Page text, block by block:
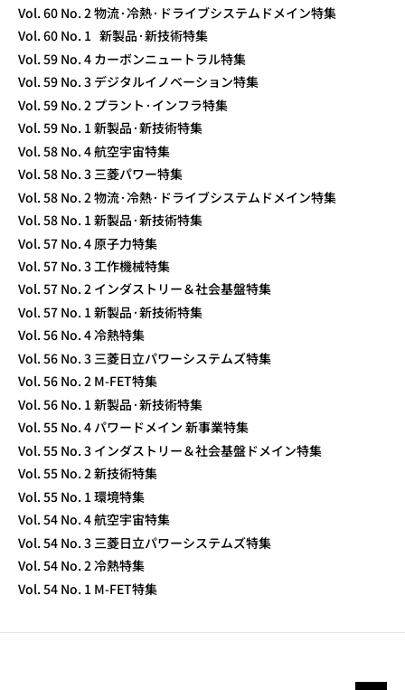
Vol. 60 No. 2 物流·冷熱·ドライブシステムドメイン特集
Vol. 60 No. 1 新製品·新技術特集
Vol. 59 No. 4 カーボンニュートラル特集
Vol. 59 No. 3 デジタルイノベーション特集
Vol. 59 No. 2 プラント·インフラ特集
Vol. 59 No. 1 新製品·新技術特集
Vol. 58 No. 4 航空宇宙特集
Vol. 58 No. 3 三菱パワー特集
Vol. 58 No. 2 物流·冷熱·ドライブシステムドメイン特集
Vol. 58 No. 1 新製品·新技術特集
Vol. 57 No. 4 原子力特集
Vol. 57 No. 3 工作機械特集
Vol. 57 No. 2 インダストリー＆社会基盤特集
Vol. 57 No. 1 新製品·新技術特集
Vol. 56 No. 4 冷熱特集
Vol. 56 No. 3 三菱日立パワーシステムズ特集
Vol. 56 No. 2 M-FET特集
Vol. 56 No. 1 新製品·新技術特集
Vol. 55 No. 4 パワードメイン 新事業特集
Vol. 55 No. 3 インダストリー＆社会基盤ドメイン特集
Vol. 55 No. 2 新技術特集
Vol. 55 No. 1 環境特集
Vol. 54 No. 4 航空宇宙特集
Vol. 54 No. 3 三菱日立パワーシステムズ特集
Vol. 54 No. 2 冷熱特集
Vol. 54 No. 1 M-FET特集